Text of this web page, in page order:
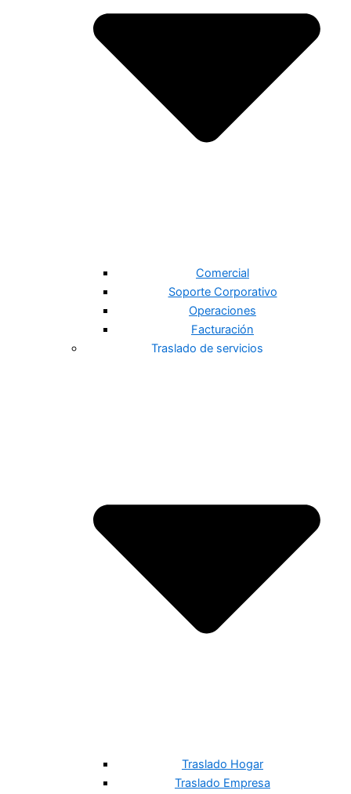
Comercial
Soporte Corporativo
Operaciones
Facturación
Traslado de servicios
Traslado Hogar
Traslado Empresa